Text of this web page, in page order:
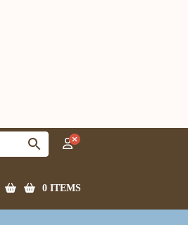
0 ITEMS